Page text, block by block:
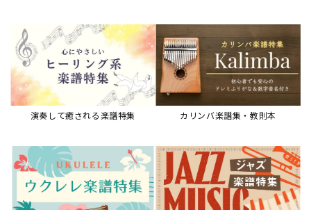
おすすめ記事 すべて見る
【第20回公開】なぜ人々は祭りを
必要とするのか？祭りの今を見つ
める現地ルポ
【第16回公開】ヨーロッパを拠点
に世界を駆けまわる阿部加奈子の
今に迫る